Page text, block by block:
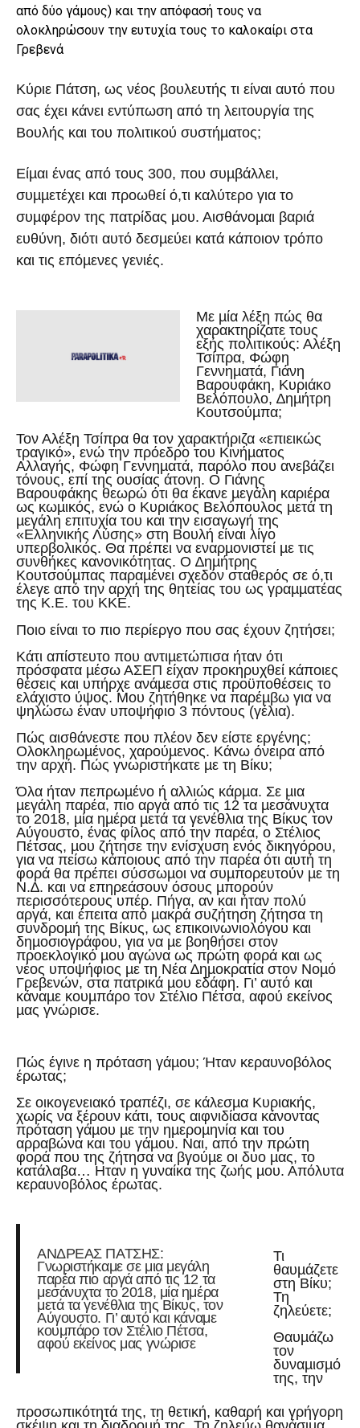
από δύο γάµους) και την απόφασή τους να
ολοκληρώσουν την ευτυχία τους το καλοκαίρι στα
Γρεβενά
Κύριε Πάτση, ως νέος βουλευτής τι είναι αυτό που
σας έχει κάνει εντύπωση από τη λειτουργία της
Βουλής και του πολιτικού συστήµατος;
Είµαι ένας από τους 300, που συµβάλλει,
συµµετέχει και προωθεί ό,τι καλύτερο για το
συµφέρον της πατρίδας µου. Αισθάνοµαι βαριά
ευθύνη, διότι αυτό δεσµεύει κατά κάποιον τρόπο
και τις επόµενες γενιές.
Με µία λέξη πώς θα
χαρακτηρίζατε τους
εξής πολιτικούς: Αλέξη
Τσίπρα, Φώφη
Γεννηµατά, Γιάνη
Βαρουφάκη, Κυριάκο
Βελόπουλο, ∆ηµήτρη
Κουτσούµπα;
Τον Αλέξη Τσίπρα θα τον χαρακτήριζα «επιεικώς
τραγικό», ενώ την πρόεδρο του Κινήµατος
Αλλαγής, Φώφη Γεννηµατά, παρόλο που ανεβάζει
τόνους, επί της ουσίας άτονη. Ο Γιάνης
Βαρουφάκης θεωρώ ότι θα έκανε µεγάλη καριέρα
ως κωµικός, ενώ ο Κυριάκος Βελόπουλος µετά τη
µεγάλη επιτυχία του και την εισαγωγή της
«Ελληνικής Λύσης» στη Βουλή είναι λίγο
υπερβολικός. Θα πρέπει να εναρµονιστεί µε τις
συνθήκες κανονικότητας. Ο ∆ηµήτρης
Κουτσούµπας παραµένει σχεδόν σταθερός σε ό,τι
έλεγε από την αρχή της θητείας του ως γραµµατέας
της Κ.Ε. του ΚΚΕ.
Ποιο είναι το πιο περίεργο που σας έχουν ζητήσει;
Κάτι απίστευτο που αντιµετώπισα ήταν ότι
πρόσφατα µέσω ΑΣΕΠ είχαν προκηρυχθεί κάποιες
θέσεις και υπήρχε ανάµεσα στις προϋποθέσεις το
ελάχιστο ύψος. Μου ζητήθηκε να παρέµβω για να
ψηλώσω έναν υποψήφιο 3 πόντους (γέλια).
Πώς αισθάνεστε που πλέον δεν είστε εργένης;
Ολοκληρωµένος, χαρούµενος. Κάνω όνειρα από
την αρχή. Πώς γνωριστήκατε µε τη Βίκυ;
Όλα ήταν πεπρωµένο ή αλλιώς κάρµα. Σε µια
µεγάλη παρέα, πιο αργά από τις 12 τα µεσάνυχτα
το 2018, µία ηµέρα µετά τα γενέθλια της Βίκυς τον
Αύγουστο, ένας φίλος από την παρέα, ο Στέλιος
Πέτσας, µου ζήτησε την ενίσχυση ενός δικηγόρου,
για να πείσω κάποιους από την παρέα ότι αυτή τη
φορά θα πρέπει σύσσωµοι να συµπορευτούν µε τη
Ν.∆. και να επηρεάσουν όσους µπορούν
περισσότερους υπέρ. Πήγα, αν και ήταν πολύ
αργά, και έπειτα από µακρά συζήτηση ζήτησα τη
συνδροµή της Βίκυς, ως επικοινωνιολόγου και
δηµοσιογράφου, για να µε βοηθήσει στον
προεκλογικό µου αγώνα ως πρώτη φορά και ως
νέος υποψήφιος µε τη Νέα ∆ηµοκρατία στον Νοµό
Γρεβενών, στα πατρικά µου εδάφη. Γι’ αυτό και
κάναµε κουµπάρο τον Στέλιο Πέτσα, αφού εκείνος
µας γνώρισε.
Πώς έγινε η πρόταση γάµου; Ήταν κεραυνοβόλος
έρωτας;
Σε οικογενειακό τραπέζι, σε κάλεσµα Κυριακής,
χωρίς να ξέρουν κάτι, τους αιφνιδίασα κάνοντας
πρόταση γάµου µε την ηµεροµηνία και του
αρραβώνα και του γάµου. Ναι, από την πρώτη
φορά που της ζήτησα να βγούµε οι δυο µας, το
κατάλαβα… Ηταν η γυναίκα της ζωής µου. Απόλυτα
κεραυνοβόλος έρωτας.
ΑΝΔΡΕΑΣ ΠΑΤΣΗΣ:
Γνωριστήκαμε σε μια μεγάλη
παρέα πιο αργά από τις 12 τα
μεσάνυχτα το 2018, μία ημέρα
μετά τα γενέθλια της Βίκυς, τον
Αύγουστο. Γι’ αυτό και κάναμε
κουμπάρο τον Στέλιο Πέτσα,
αφού εκείνος μας γνώρισε
Τι
θαυµάζετε
στη Βίκυ;
Τη
ζηλεύετε;
Θαυµάζω
τον
δυναµισµό
της, την
προσωπικότητά της, τη θετική, καθαρή και γρήγορη